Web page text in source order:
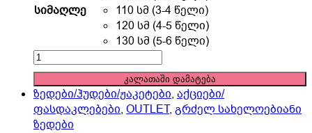
multiple
variants.
The
options
may
be
chosen
on
სიმაღლე
110 სმ (3-4 წელი)
120 სმ (4-5 წელი)
130 სმ (5-6 წელი)
გრძელსახელოებიანი
ზედა
quantity
კალათაში დამატება
ზედები/ჰუდები/ჟაკეტები, აქციები/
ფასდაკლებები, OUTLET, გრძელ სახელოებიანი
ზედები